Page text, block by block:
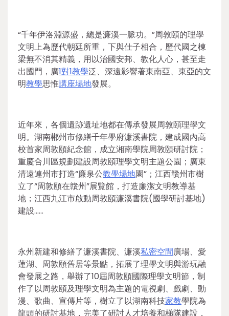
“千年伊洛淵源盛，總是濂溪一脈功。”周敦頤的理學
文明上為歷代朝廷所重，下與仕子相合，歷代國之棟
梁無不消其精義，用以治國安邦、教化人心，甚至走
出國門，廣1對1教學泛、深遠影響著東南亞、東亞的文
明教學思惟講座場地發展。
近年來，各個遺跡遺址地都在傳承發展周敦頤理學文
明。湖南郴州市修繕千年學府濂溪書院，建成國內高
校首家周敦頤紀念館，成立湘南學院周敦頤研討院；
重慶合川區規劃建設周敦頤理學文明主題公園；廣東
清遠連州市打造“廉泉公教學場地園”；江西贛州市樹
立了“周敦頤在贛州”展覽館，打造廉潔文明教導基
地；江西九江市啟動周敦頤濂溪書院(國學研討基地)
建設……
永州新建和修繕了濂溪書院、濂溪私密空間廣場、愛
蓮湖、周敦頤舊居等景點，拓展了理學文明與游玩融
會發展之路，舉辦了10屆周敦頤國際理學文明節，制
作了以周敦頤及理學文明為主題的電視劇、戲劇、動
漫、歌曲、宣傳片等，樹立了以湖南科技家教學院為
龍頭的研討基地，完美了研討人才培養和梯隊建設，